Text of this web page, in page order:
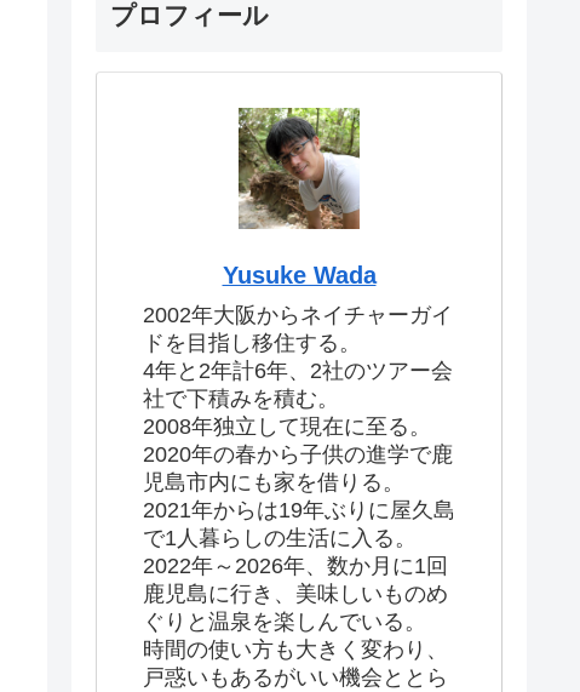
プロフィール
Yusuke Wada
2002年大阪からネイチャーガイ
ドを目指し移住する。
4年と2年計6年、2社のツアー会
社で下積みを積む。
2008年独立して現在に至る。
2020年の春から子供の進学で鹿
児島市内にも家を借りる。
2021年からは19年ぶりに屋久島
で1人暮らしの生活に入る。
2022年～2026年、数か月に1回
鹿児島に行き、美味しいものめ
ぐりと温泉を楽しんでいる。
時間の使い方も大きく変わり、
戸惑いもあるがいい機会ととら